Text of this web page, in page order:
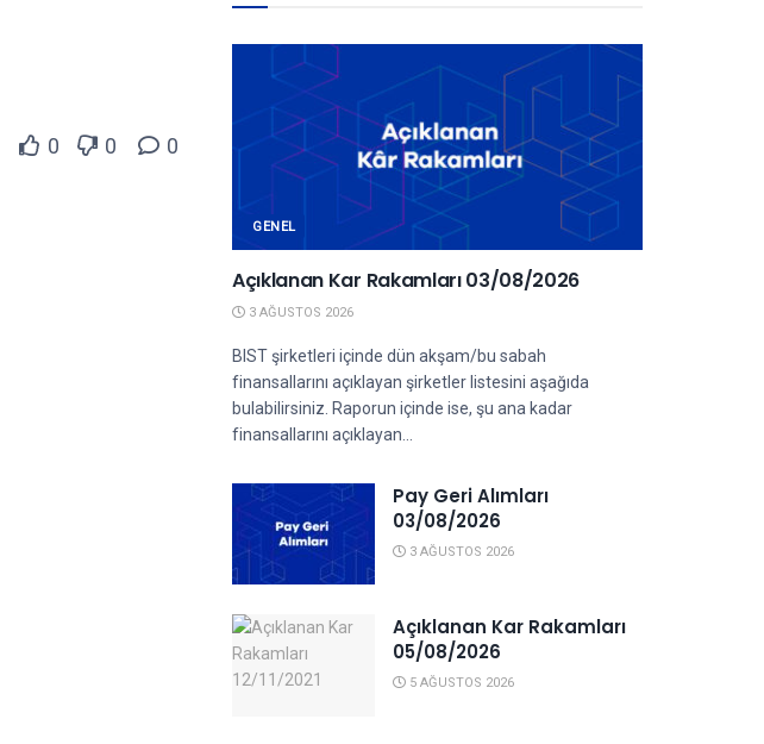
0 0 0
GENEL
Açıklanan Kar Rakamları 03/08/2026
3 AĞUSTOS 2026
BIST şirketleri içinde dün akşam/bu sabah
finansallarını açıklayan şirketler listesini aşağıda
bulabilirsiniz. Raporun içinde ise, şu ana kadar
finansallarını açıklayan...
Pay Geri Alımları
03/08/2026
3 AĞUSTOS 2026
Açıklanan Kar Rakamları
05/08/2026
5 AĞUSTOS 2026